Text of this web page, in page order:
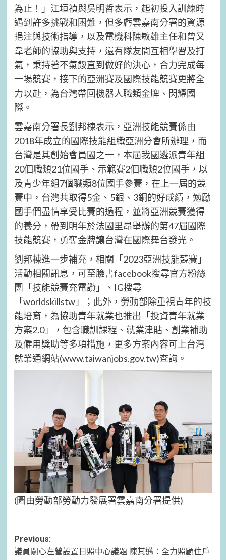
為止！」江垣禎與吳明哲表示，起初投入訓練時
遇到許多挑戰和困難，但多虧雲嘉南分署的資源
挹注與技術指導，以及電機科陳敏雄主任和曾又
韋老師的協助與支持，還有隊友間互相學習及打
氣，秉持著不氣餒直到做好的決心，合力完成每
一場競賽，接下的亞洲賽及國際技能競賽更將全
力以赴，為台灣帶回機器人職類金牌、閃耀國
際。
雲嘉南分署長劉邦棟表示，亞洲技能競賽係由
2018年成立的國際技能組織亞洲分會所辦理，而
台灣是其創始會員國之一，本屆我國遴派青年組
20個職類21位國手、示範賽2個職類2位國手，以
及青少年組7個職類8位國手參賽，在上一屆的競
賽中，台灣共取得5金、5銀、3銅的好成績，勉勵
國手們盡情享受比賽的過程，並將亞洲競賽獲得
的養分，帶到明年於法國里昂舉辦的第47屆國際
技能競賽，勇奪金牌讓台灣在國際舞台發光。
劉邦棟進一步補充，相關「2023亞洲技能競賽」
活動相關訊息，可至臉書facebook搜尋官方粉絲
團「技能競賽充電讚」、IG搜尋
「worldskillstw」；此外，勞動部除重視青年的技
能培育，為協助青年就業也推出「投資青年就業
方案2.0」，包含職訓課程、就業津貼、創業補助
及僱用獎助等多項措施，更多方案內容可上台灣
就業通網站(www.taiwanjobs.gov.tw)查詢。
(圖由勞動部勞動力發展署雲嘉南分署提供)
Post
Previous:
議員關心左營設置日照中心議題 陳其邁：全力照顧住戶